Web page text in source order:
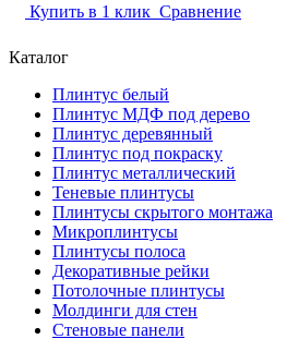
Купить в 1 клик Сравнение
Каталог
Плинтус белый
Плинтус МДФ под дерево
Плинтус деревянный
Плинтус под покраску
Плинтус металлический
Теневые плинтусы
Плинтусы скрытого монтажа
Микроплинтусы
Плинтусы полоса
Декоративные рейки
Потолочные плинтусы
Молдинги для стен
Стеновые панели